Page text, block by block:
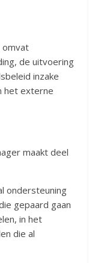
omvat
de uitvoering
inzake
het externe
maakt deel
ondersteuning
gepaard gaan
in het
die al